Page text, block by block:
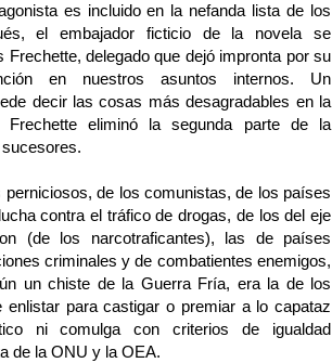
es incluido en la nefanda lista de los
el embajador ficticio de la novela se
Frechette, delegado que dejó impronta por su
en nuestros asuntos internos. Un
decir las cosas más desagradables en la
Frechette eliminó la segunda parte de la
perniciosos, de los comunistas, de los países
contra el tráfico de drogas, de los del eje
(de los narcotraficantes), las de países
criminales y de combatientes enemigos,
un chiste de la Guerra Fría, era la de los
para castigar o premiar a lo capataz
ni comulga con criterios de igualdad
de la ONU y la OEA.